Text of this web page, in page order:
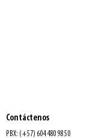
Contáctenos
PBX: (+57) 604 480 98 50